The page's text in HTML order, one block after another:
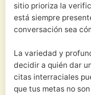
sitio prioriza la
está siempre
conversación sea
La variedad y
decidir a quién dar
citas interraciales
que tus metas no